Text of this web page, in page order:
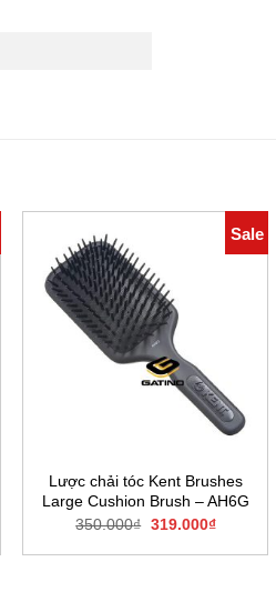
Sale
Lược chải tóc Kent Brushes
Large Cushion Brush – AH6G
350.000₫ Original
was:
319.000₫Current
is: